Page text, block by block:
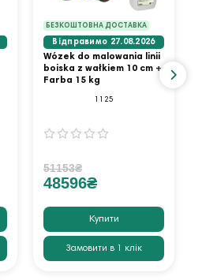
БЕЗКОШТОВНА ДОСТАВКА
Відправимо 27.08.2026
Wózek do malowania linii
boiska z wałkiem 10 cm +
Farba 15 kg
1125
51153₴
48596₴
Купити
Замовити в 1 клік